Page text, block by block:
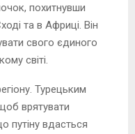
похитнувши
та в Африці. Він
свого єдиного
світі.
Турецьким
врятувати
путіну вдасться